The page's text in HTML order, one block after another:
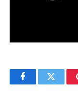
FacebookTwitter